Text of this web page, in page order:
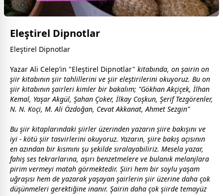
Eleştirel Dipnotlar
Eleştirel Dipnotlar
Yazar Ali Celep’in "Eleştirel Dipnotlar" kitabında, on şairin on
şiir kitabının şiir tahlillerini ve şiir eleştirilerini okuyoruz. Bu on
şiir kitabının şairleri kimler bir bakalım; "Gökhan Akçiçek, İlhan
Kemal, Yaşar Akgül, Şahan Çoker, İlkay Coşkun, Şerif Tezgörenler,
N. N. Koçi, M. Ali Özdoğan, Cevat Akkanat, Ahmet Sezgin"
Bu şiir kitaplarındaki şiirler üzerinden yazarın şiire bakışını ve
iyi - kötü şiir tasvirlerini okuyoruz. Yazarın, şiire bakış açısının
en azından bir kısmını şu şekilde sıralayabiliriz. Mesela yazar,
fahiş ses tekrarlarına, aşırı benzetmelere ve bulanık melanjlara
pirim vermeyi matah görmektedir. Şiiri hem bir soylu yaşam
uğraşısı hem de yazarak yaşayan şairlerin şiir üzerine daha çok
düşünmeleri gerektiğine inanır. Şairin daha çok şiirde temayüz